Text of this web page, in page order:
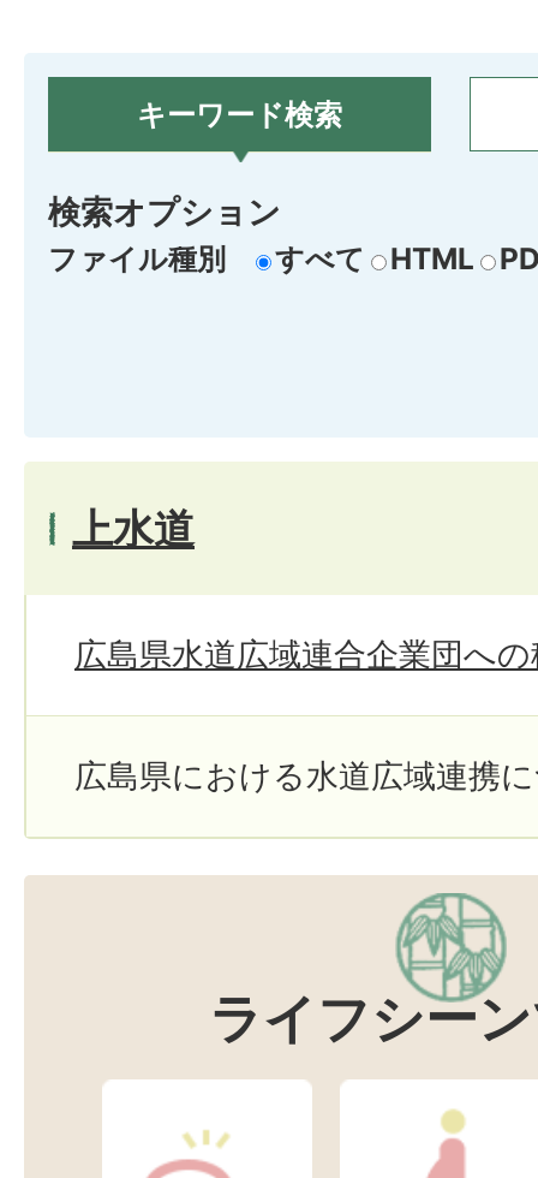
キーワード検索
検索オプション
ファイル種別 すべて HTML
上水道
広島県水道広域連合企業団へ
広島県における水道広域連携
ライフシー